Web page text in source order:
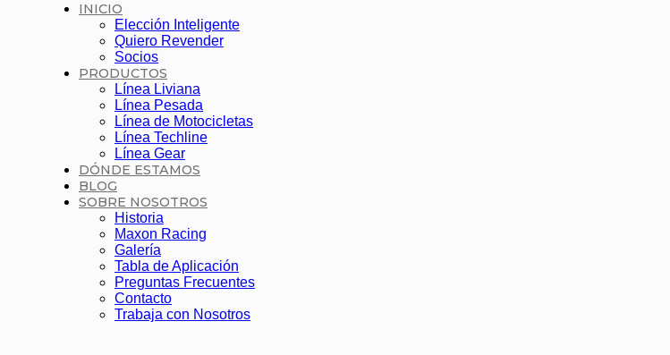
INICIO
Elección Inteligente
Quiero Revender
Socios
PRODUCTOS
Línea Liviana
Línea Pesada
Línea de Motocicletas
Línea Techline
Línea Gear
DÓNDE ESTAMOS
BLOG
SOBRE NOSOTROS
Historia
Maxon Racing
Galería
Tabla de Aplicación
Preguntas Frecuentes
Contacto
Trabaja con Nosotros